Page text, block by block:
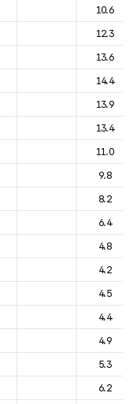
10.6
12.3
13.6
14.4
13.9
13.4
11.0
9.8
8.2
6.4
4.8
4.2
4.5
4.4
4.9
5.3
6.2